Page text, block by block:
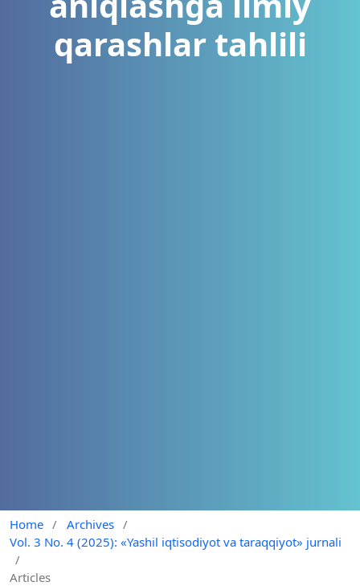
qarashlar tahlili
Home / Archives /
Vol. 3 No. 4 (2025): «Yashil iqtisodiyot va taraqqiyot» jurnali
/
Articles